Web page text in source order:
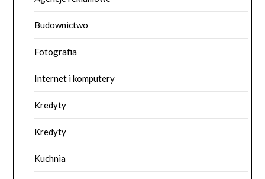
Budownictwo
Fotografia
Internet i komputery
Kredyty
Kredyty
Kuchnia